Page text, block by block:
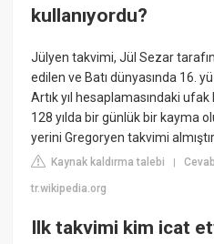
kullanıyordu?
Jülyen takvimi, Jül Sezar
edilen ve Batı dünyasında 16.
Artık yıl hesaplamasındaki
128 yılda bir günlük bir kayma
yerini Gregoryen takvimi almıştır.
Kaynak kaldırma talebi |
tr.wikipedia.org
Ilk takvimi kim icat